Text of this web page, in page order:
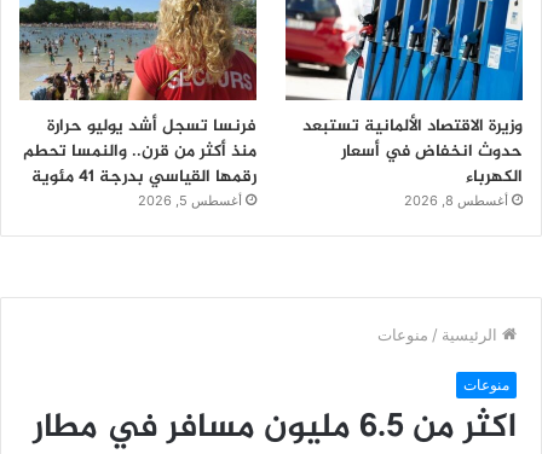
وزيرة الاقتصاد الألمانية تستبعد
حدوث انخفاض في أسعار
الكهرباء
أغسطس 8, 2026
فرنسا تسجل أشد يوليو حرارة
منذ أكثر من قرن.. والنمسا تحطم
رقمها القياسي بدرجة 41 مئوية
أغسطس 5, 2026